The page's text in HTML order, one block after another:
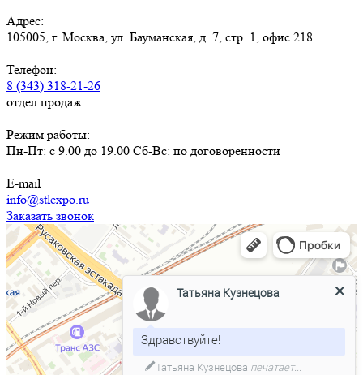
Адрес:
105005, г. Москва, ул. Бауманская, д. 7, стр. 1, офис 218
Телефон:
8 (343) 318-21-26
отдел продаж
Режим работы:
Пн-Пт: с 9.00 до 19.00 Сб-Вс: по договоренности
E-mail
info@stlexpo.ru
Заказать звонок
Татьяна Кузнецова
Здравствуйте!
Татьяна Кузнецова печатает...